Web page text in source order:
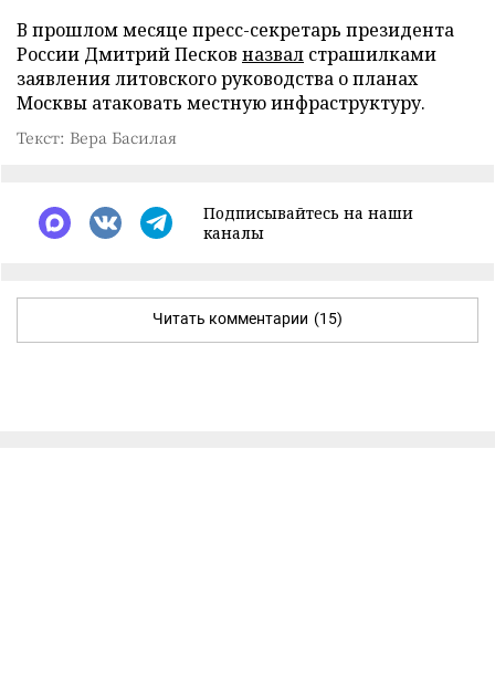
В прошлом месяце пресс-секретарь президента
России Дмитрий Песков назвал страшилками
заявления литовского руководства о планах
Москвы атаковать местную инфраструктуру.
Текст: Вера Басилая
Подписывайтесь на наши
каналы
Читать комментарии (15)